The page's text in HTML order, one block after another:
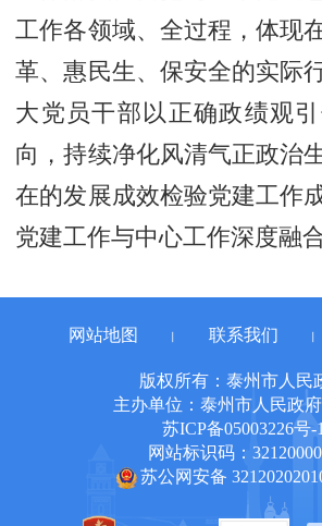
工作各领域、全过程，体现
革、惠民生、保安全的实际
大党员干部以正确政绩观
向，持续净化风清气正政治
在的发展成效检验党建工作
党建工作与中心工作深度融
网站地图 联系我们
版权所有：泰州市人民
主办单位：泰州市人民政
苏ICP备05003226号-1
网站标识码：
苏公网安备